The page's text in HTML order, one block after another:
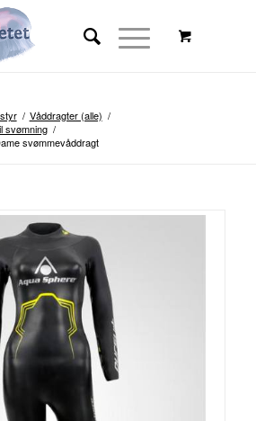
/ Våddragter (alle) /
svømning /
svømmevåddragt